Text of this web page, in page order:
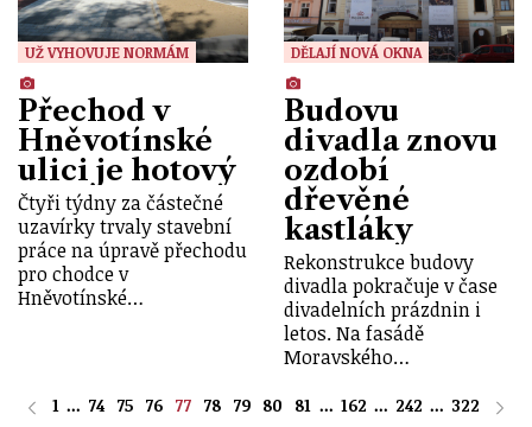
UŽ VYHOVUJE NORMÁM
Přechod v
Hněvotínské
ulici je hotový
Čtyři týdny za částečné
uzavírky trvaly stavební
práce na úpravě přechodu
pro chodce v
Hněvotínské…
DĚLAJÍ NOVÁ OKNA
Budovu
divadla znovu
ozdobí
dřevěné
kastláky
Rekonstrukce budovy
divadla pokračuje v čase
divadelních prázdnin i
letos. Na fasádě
Moravského…
1 ... 74 75 76 77 78 79 80 81 ... 162 ... 242 ... 322